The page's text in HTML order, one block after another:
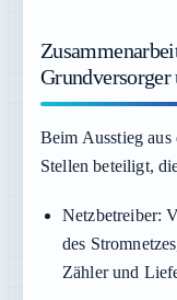
Grundversorger
Beim Ausstieg aus
Stellen beteiligt,
Netzbetreiber:
des
Zähler und